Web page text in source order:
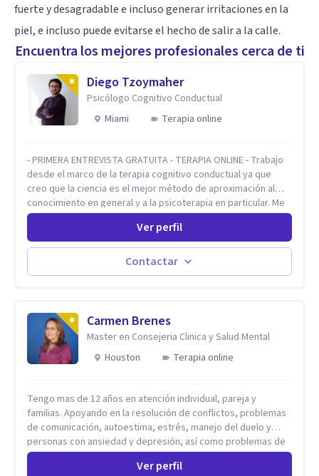
fuerte y desagradable e incluso generar irritaciones en la
piel, e incluso puede evitarse el hecho de salir a la calle.
Encuentra los mejores profesionales cerca de ti
Diego Tzoymaher
Psicólogo Cognitivo Conductual
Miami
Terapia online
- PRIMERA ENTREVISTA GRATUITA - TERAPIA ONLINE - Trabajo
desde el marco de la terapia cognitivo conductual ya que
creo que la ciencia es el mejor método de aproximación al
conocimiento en general y a la psicoterapia en particular. Me
interesan los procesos de cambio conductual por los que una
persona pueda alcanzar sus objetivos, transitando,
aceptando y modificando sus patrones cognitivos y
emocionales. Abordo patologías específicas como trastornos
de ansiedad y del ánimo, y también crisis vitales y procesos
Ver perfil
Contactar
Carmen Brenes
Master en Consejeria Clinica y Salud Mental
Houston
Terapia online
Tengo mas de 12 años en atención individual, pareja y
familias. Apoyando en la resolución de conflictos, problemas
de comunicación, autoestima, estrés, manejo del duelo y
personas con ansiedad y depresión, así como problemas de
conducta y comportamiento. Desarrollo de personas
Ver perfil